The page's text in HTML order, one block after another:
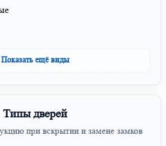
Показать ещё виды
Типы дверей
при вскрытии и замене замков